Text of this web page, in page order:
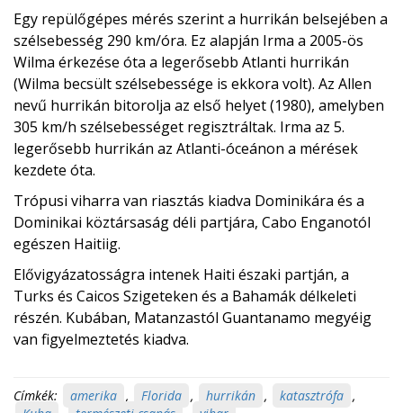
Egy repülőgépes mérés szerint a hurrikán belsejében a
szélsebesség 290 km/óra. Ez alapján Irma a 2005-ös
Wilma érkezése óta a legerősebb Atlanti hurrikán
(Wilma becsült szélsebessége is ekkora volt). Az Allen
nevű hurrikán bitorolja az első helyet (1980), amelyben
305 km/h szélsebességet regisztráltak. Irma az 5.
legerősebb hurrikán az Atlanti-óceánon a mérések
kezdete óta.
Trópusi viharra van riasztás kiadva Dominikára és a
Dominikai köztársaság déli partjára, Cabo Enganotól
egészen Haitiig.
Elővigyázatosságra intenek Haiti északi partján, a
Turks és Caicos Szigeteken és a Bahamák délkeleti
részén. Kubában, Matanzastól Guantanamo megyéig
van figyelmeztetés kiadva.
Címkék: amerika , Florida , hurrikán , katasztrófa ,